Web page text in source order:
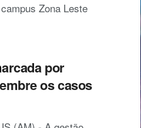
Zona Leste
por
os casos